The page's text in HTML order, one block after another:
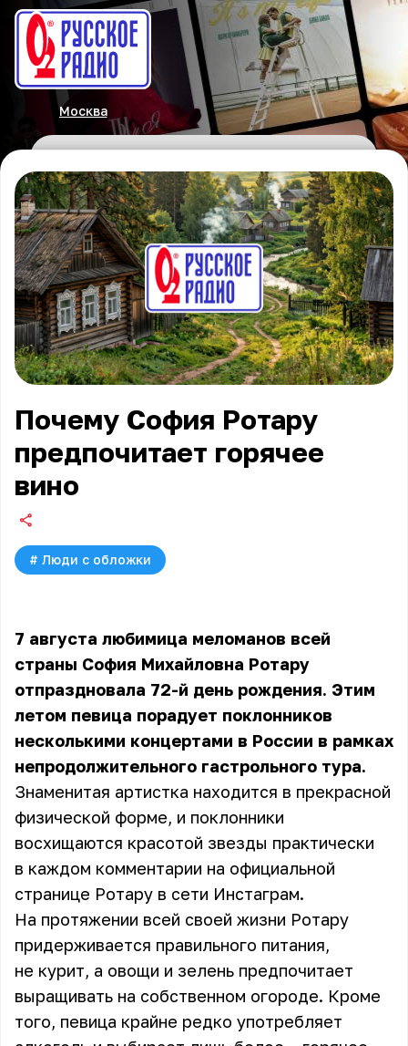
Москва
Почему София Ротару
предпочитает горячее
вино
# Люди с обложки
7 августа любимица меломанов всей
страны София Михайловна Ротару
отпраздновала 72-й день рождения. Этим
летом певица порадует поклонников
несколькими концертами в России в рамках
непродолжительного гастрольного тура.
Знаменитая артистка находится в прекрасной
физической форме, и поклонники
восхищаются красотой звезды практически
в каждом комментарии на официальной
странице Ротару в сети Инстаграм.
На протяжении всей своей жизни Ротару
придерживается правильного питания,
не курит, а овощи и зелень предпочитает
выращивать на собственном огороде. Кроме
того, певица крайне редко употребляет